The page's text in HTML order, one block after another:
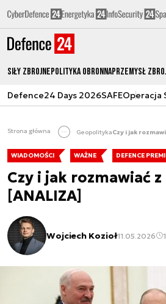
Siły zbrojnePolityka obronnaPrzemysł
Defence24 Days 2026SAFEOperacja
Strona główna GeopolitykaCzy i jak
WIADOMOŚCI WAŻNE DEFENCE
Czy i jak rozmawiać z
[ANALIZA]
Wojciech Kozioł11.05.2026